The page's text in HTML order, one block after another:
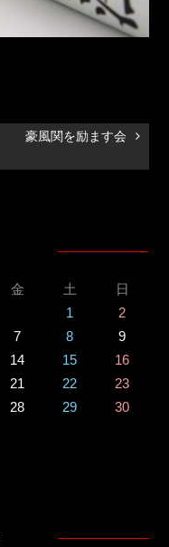
豪風関を励ます会
金 土
日
1
2
7 8
9
14 15
16
21 22
23
28 29
30